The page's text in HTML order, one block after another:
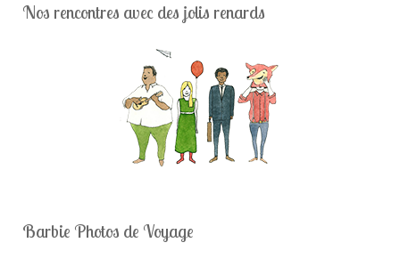
Nos rencontres avec des jolis renards
Barbie Photos de Voyage